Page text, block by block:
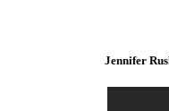
Jennifer